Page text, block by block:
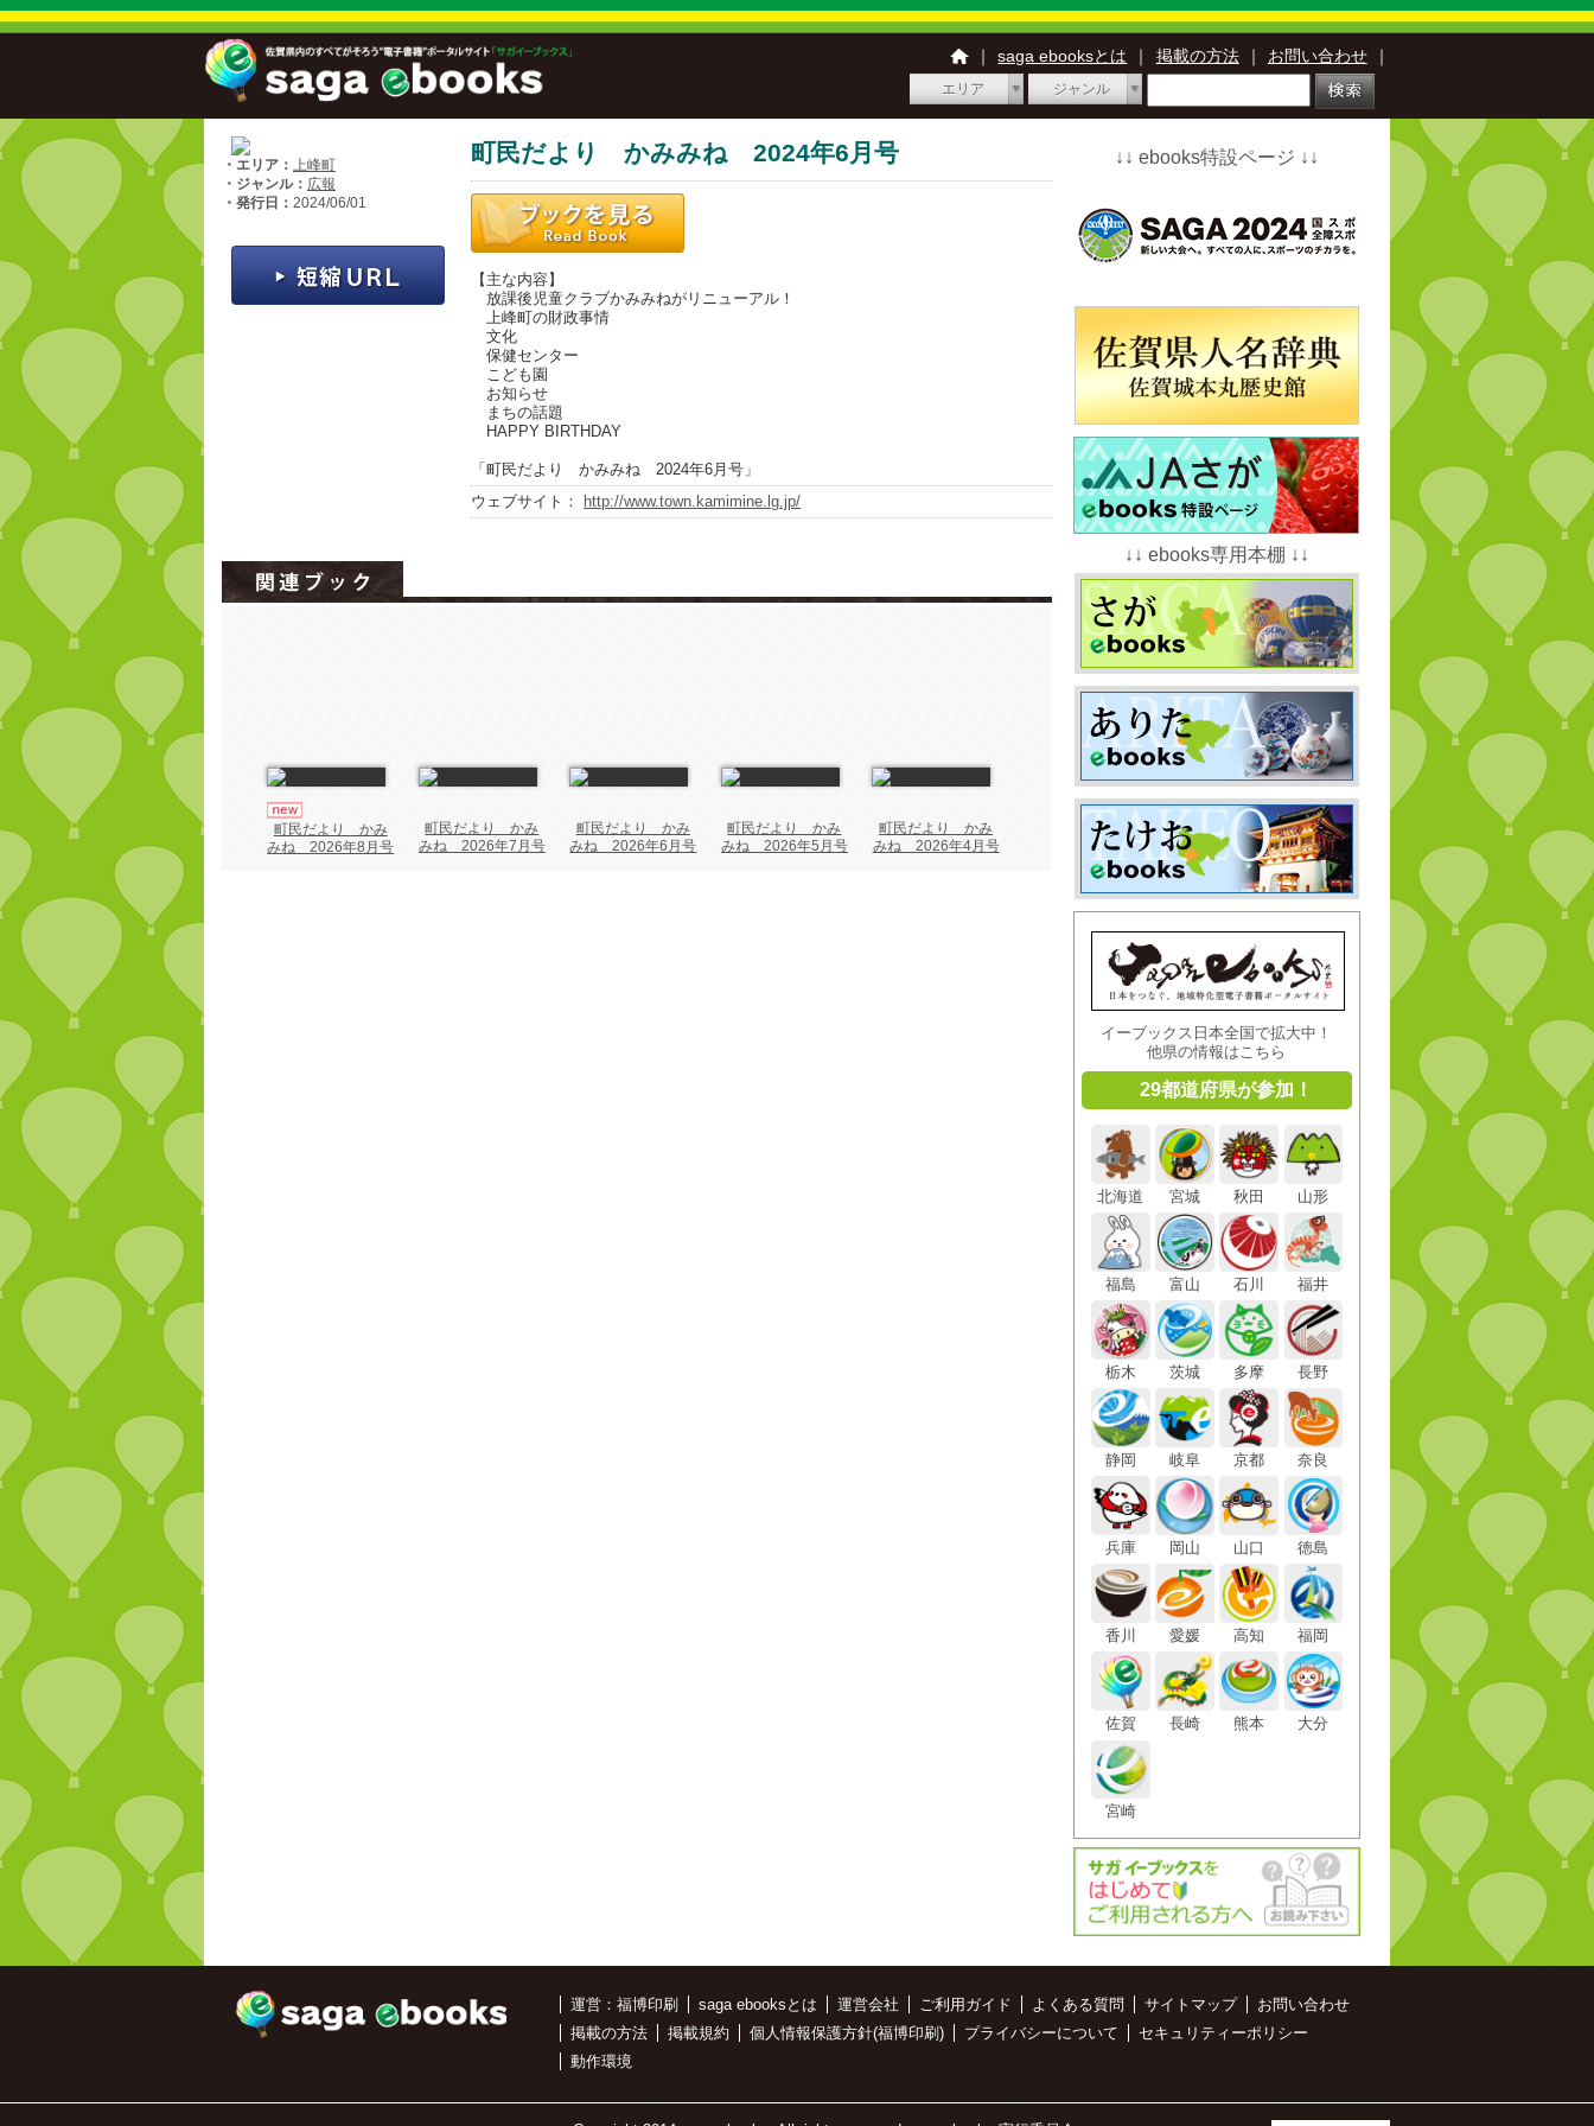
｜ saga ebooksとは ｜ 掲載の方法 ｜ お問い合わせ ｜
エリア ジャンル
・エリア： 上峰町
・ジャンル： 広報
・発行日： 2024/06/01
町民だより かみみね 2024年6月号
【主な内容】
放課後児童クラブかみみねがリニューアル！
上峰町の財政事情
文化
保健センター
こども園
お知らせ
まちの話題
HAPPY BIRTHDAY
「町民だより かみみね 2024年6月号」
ウェブサイト：
http://www.town.kamimine.lg.jp/
町民だより かみ
みね 2026年8月号
町民だより かみ
みね 2026年7月号
町民だより かみ
みね 2026年6月号
町民だより かみ
みね 2026年5月号
町民だより かみ
みね 2026年4月号
↓↓ ebooks特設ページ ↓↓
↓↓ ebooks専用本棚 ↓↓
イーブックス日本全国で拡大中！
他県の情報はこちら
29都道府県が参加！
北海道 宮城 秋田 山形
福島 富山 石川 福井
栃木 茨城 多摩 長野
静岡 岐阜 京都 奈良
兵庫 岡山 山口 徳島
香川 愛媛 高知 福岡
佐賀 長崎 熊本 大分
宮崎
運営：福博印刷 saga ebooksとは 運営会社 ご利用ガイド よくある質問 サイトマップ
お問い合わせ
掲載の方法
掲載規約 個人情報保護方針(福博印刷) プライバシーについて
セキュリティーポリシー
動作環境